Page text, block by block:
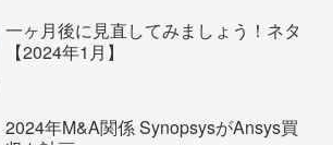
一ヶ月後に見直してみましょう！ネタ
【2024年1月】
2024年M&A関係 SynopsysがAnsys買